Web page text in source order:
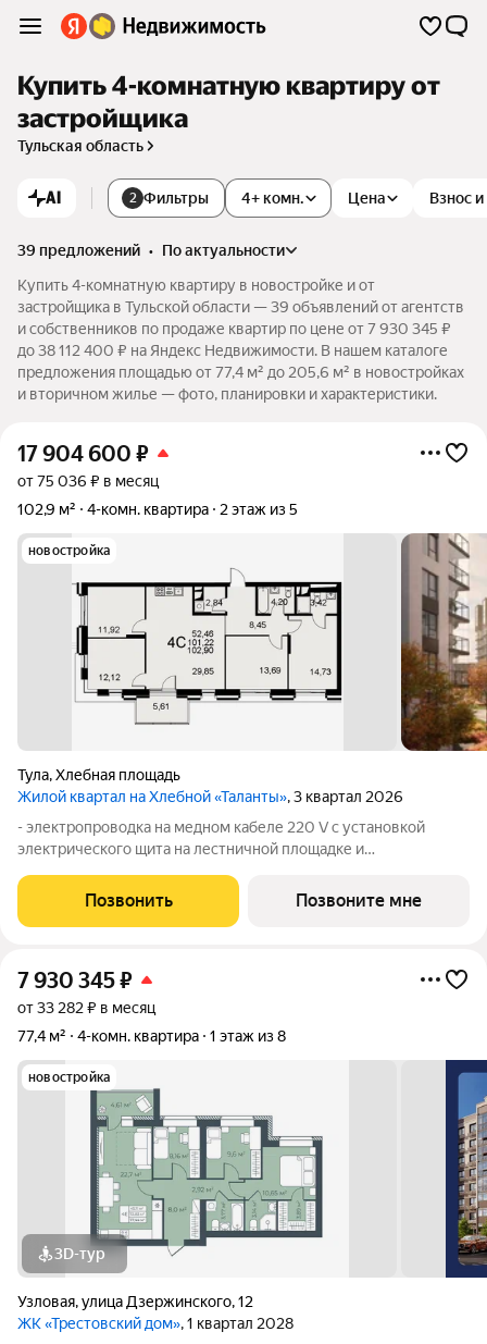
Купить 4-комнатную квартиру от
застройщика
Тульская область
AI 2 Фильтры Цена Взнос
4+ комн.
39 предложений •
по актуальности
Купить 4-комнатную квартиру в новостройке и от
застройщика в Тульской области — 39 объявлений от агентств
и собственников по продаже квартир по цене от 7 930 345 ₽
до 38 112 400 ₽ на Яндекс Недвижимости. В нашем каталоге
предложения площадью от 77,4 м² до 205,6 м² в новостройках
и вторичном жилье — фото, планировки и характеристики.
17 904 600 ₽
от 75 036 ₽ в месяц
102,9 м²
4-комн. квартира 2 этаж из 5
новостройка
Тула,Хлебная площадь
Жилой квартал на Хлебной «Таланты», 3 квартал 2026
- электропроводка на медном кабеле 220 V с установкой
электрического щита на лестничной площадке и
электрическая розетка для самостоятельной установки
Участником электрической плиты; -
Позвонить Позвоните мне
7 930 345₽
от 33 282 ₽ в месяц
77,4 м²
4-комн. квартира 1 этаж из 8
новостройка
3D-тур
Узловая,улица Дзержинского,12
ЖК «Трестовский дом», 1 квартал 2028